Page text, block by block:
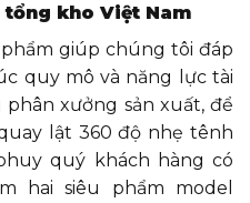
tổng kho Việt Nam
giúp chúng tôi đáp
quy mô và năng lực tài
xưởng sản xuất, để
lật 360 độ nhẹ tênh
quý khách hàng có
hai siêu phẩm model